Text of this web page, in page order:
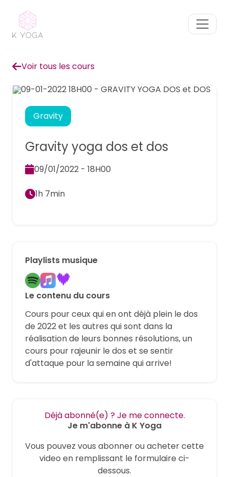
Voir tous les cours
Gravity
Gravity yoga dos et dos
09/01/2022 - 18H00
1h 7min
Playlists musique
Le contenu du cours
Cours pour ceux qui en ont déjà plein le dos
de 2022 et les autres qui sont dans la
réalisation de leurs bonnes résolutions, un
cours pour rajeunir le dos et se sentir
d'attaque pour la semaine qui arrive!
Déjà abonné(e) ? Je me connecte.
Je m'abonne à K Yoga
Vous pouvez vous abonner ou acheter cette
video en remplissant le formulaire ci-
dessous.